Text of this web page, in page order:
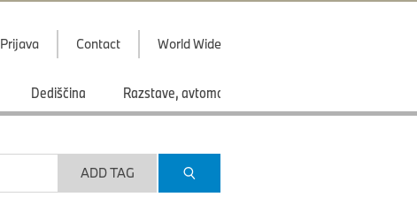
Prijava Contact World Wide
Dediščina Razstave, avtomobilski saloni
ADD TAG